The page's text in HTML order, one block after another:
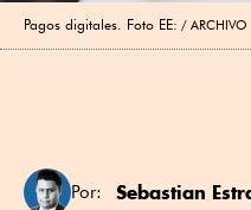
Pagos digitales. Foto EE: ARCHIVO
Por: Sebastian